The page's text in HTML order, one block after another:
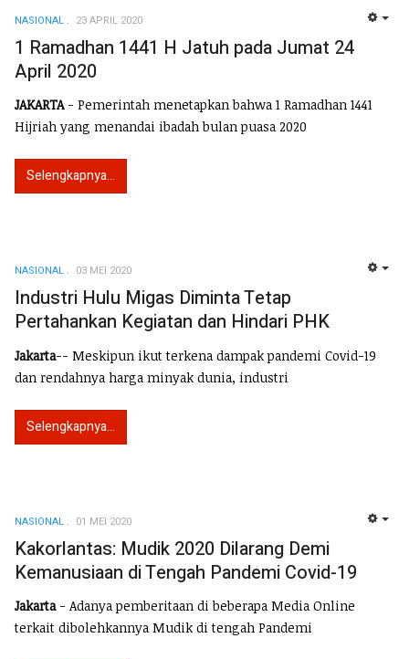
NASIONAL 23 APRIL 2020
1 Ramadhan 1441 H Jatuh pada Jumat 24
April 2020
JAKARTA- Pemerintah menetapkan bahwa 1 Ramadhan 1441
Hijriah yang menandai ibadah bulan puasa 2020
Selengkapnya...
NASIONAL 03 MEI 2020
Industri Hulu Migas Diminta Tetap
Pertahankan Kegiatan dan Hindari PHK
Jakarta-- Meskipun ikut terkena dampak pandemi Covid-19
dan rendahnya harga minyak dunia, industri
Selengkapnya...
NASIONAL 01 MEI 2020
Kakorlantas: Mudik 2020 Dilarang Demi
Kemanusiaan di Tengah Pandemi Covid-19
Jakarta- Adanya pemberitaan di beberapa Media Online
terkait dibolehkannya Mudik di tengah Pandemi